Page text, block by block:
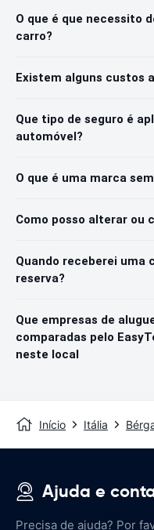
O que é que necessito
carro?
Existem alguns custos
Que tipo de seguro é
automóvel?
O que é uma marca
Como posso alterar ou
Quando receberei uma
reserva?
Que empresas de
comparadas pelo
neste local
Início Itália
Ajuda e
Precisa de ajuda? Por